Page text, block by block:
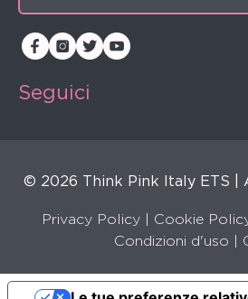
Seguici
© 2026 Think Pink Italy ETS |
Privacy Policy Cookie
Condizioni d'uso |